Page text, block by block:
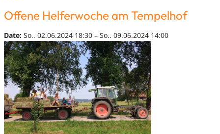
Offene Helferwoche am Tempelhof
Date: So.. 02.06.2024 18:30 – So.. 09.06.2024 14:00